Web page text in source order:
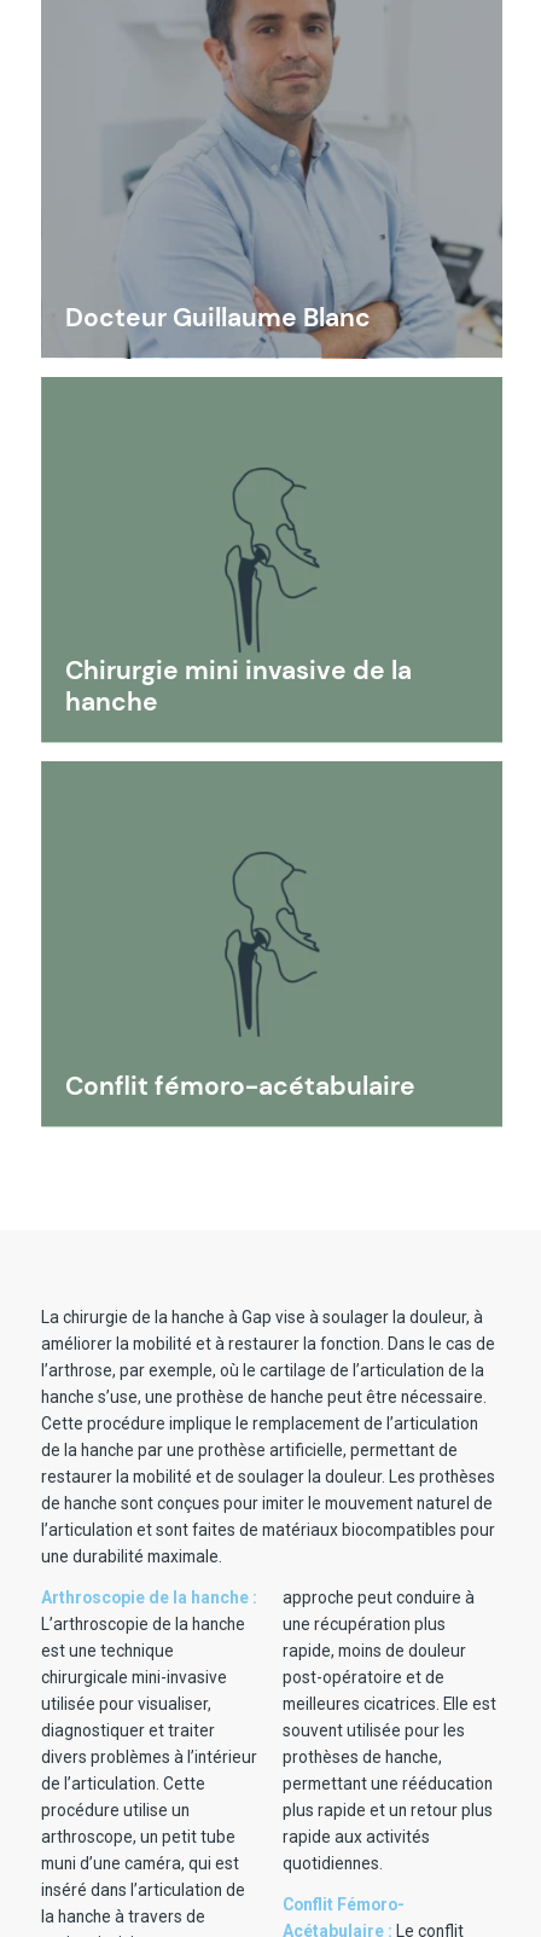
Docteur Guillaume Blanc
Chirurgie mini invasive de la
hanche
Conflit fémoro-acétabulaire
La chirurgie de la hanche à Gap vise à soulager la douleur, à
améliorer la mobilité et à restaurer la fonction. Dans le cas de
l’arthrose, par exemple, où le cartilage de l’articulation de la
hanche s’use, une prothèse de hanche peut être nécessaire.
Cette procédure implique le remplacement de l’articulation
de la hanche par une prothèse artificielle, permettant de
restaurer la mobilité et de soulager la douleur. Les prothèses
de hanche sont conçues pour imiter le mouvement naturel de
l’articulation et sont faites de matériaux biocompatibles pour
une durabilité maximale.
Arthroscopie de la hanche :
L’arthroscopie de la hanche
est une technique
chirurgicale mini-invasive
utilisée pour visualiser,
diagnostiquer et traiter
divers problèmes à l’intérieur
de l’articulation. Cette
procédure utilise un
arthroscope, un petit tube
muni d’une caméra, qui est
inséré dans l’articulation de
la hanche à travers de
approche peut conduire à
une récupération plus
rapide, moins de douleur
post-opératoire et de
meilleures cicatrices. Elle est
souvent utilisée pour les
prothèses de hanche,
permettant une rééducation
plus rapide et un retour plus
rapide aux activités
quotidiennes.
Conflit Fémoro-
Acétabulaire :
Le conflit